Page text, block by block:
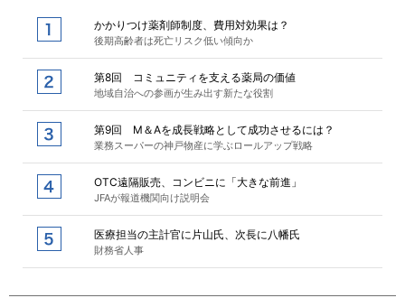
かかりつけ薬剤師制度、費用対効果は？
後期高齢者は死亡リスク低い傾向か
第8回 コミュニティを支える薬局の価値
地域自治への参画が生み出す新たな役割
第9回 M＆Aを成長戦略として成功させるには？
業務スーパーの神戸物産に学ぶロールアップ戦略
OTC遠隔販売、コンビニに「大きな前進」
JFAが報道機関向け説明会
医療担当の主計官に片山氏、次長に八幡氏
財務省人事